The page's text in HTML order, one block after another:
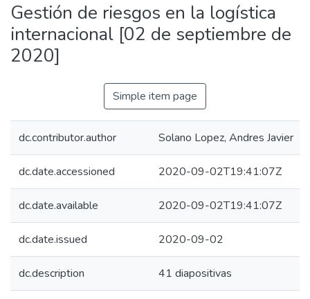
Gestión de riesgos en la logística
internacional [02 de septiembre de
2020]
Simple item page
dc.contributor.author Solano Lopez, Andres Javier
dc.date.accessioned 2020-09-02T19:41:07Z
dc.date.available 2020-09-02T19:41:07Z
dc.date.issued 2020-09-02
dc.description 41 diapositivas